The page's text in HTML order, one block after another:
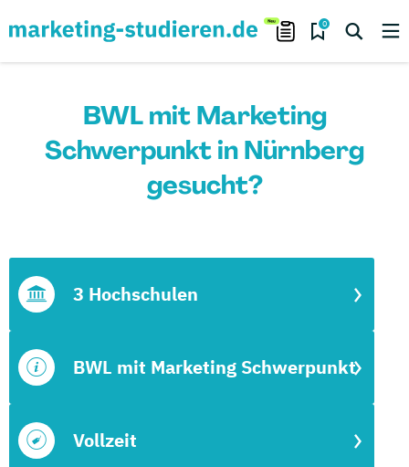
0
BWL mit Marketing
Schwerpunkt in Nürnberg
gesucht?
Vollzeit
BWL mit Marketing Schwerpunkt
3 Hochschulen